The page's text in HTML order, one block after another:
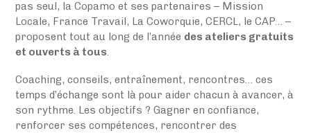
pas seul, la Copamo et ses partenaires – Mission
Locale, France Travail, La Coworquie, CERCL, le CAP… –
proposent tout au long de l’année des ateliers gratuits
et ouverts à tous.
Coaching, conseils, entraînement, rencontres… ces
temps d’échange sont là pour aider chacun à avancer, à
son rythme. Les objectifs ? Gagner en confiance,
renforcer ses compétences, rencontrer des